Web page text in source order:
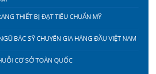
THIẾT BỊ ĐẠT TIÊU CHUẨN MỸ
BÁC SỸ CHUYÊN GIA HÀNG ĐẦU VIỆT NAM
CƠ SỞ TOÀN QUỐC